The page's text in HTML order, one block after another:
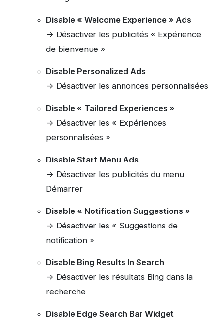
Disable « Welcome Experience » Ads
-> Désactiver les publicités « Expérience
de bienvenue »
Disable Personalized Ads
-> Désactiver les annonces personnalisées
Disable « Tailored Experiences »
-> Désactiver les « Expériences
personnalisées »
Disable Start Menu Ads
-> Désactiver les publicités du menu
Démarrer
Disable « Notification Suggestions »
-> Désactiver les « Suggestions de
notification »
Disable Bing Results In Search
-> Désactiver les résultats Bing dans la
recherche
Disable Edge Search Bar Widget